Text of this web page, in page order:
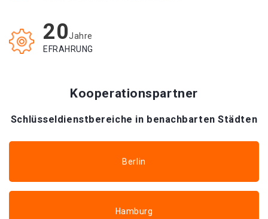
20Jahre
EFRAHRUNG
Kooperationspartner
Schlüsseldienstbereiche in benachbarten Städten
Berlin
Hamburg